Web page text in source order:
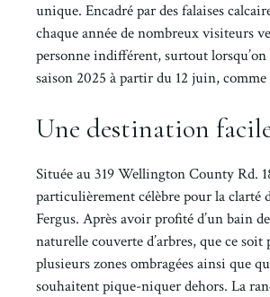
unique. Encadré par des falaises
chaque année de nombreux visiteurs
personne indifférent, surtout
saison 2025 à partir du 12 juin,
Une destination
Située au 319 Wellington County Rd.
particulièrement célèbre pour la clarté
Fergus. Après avoir profité d’un bain
naturelle couverte d’arbres, que ce
plusieurs zones ombragées ainsi que
souhaitent pique-niquer dehors. La